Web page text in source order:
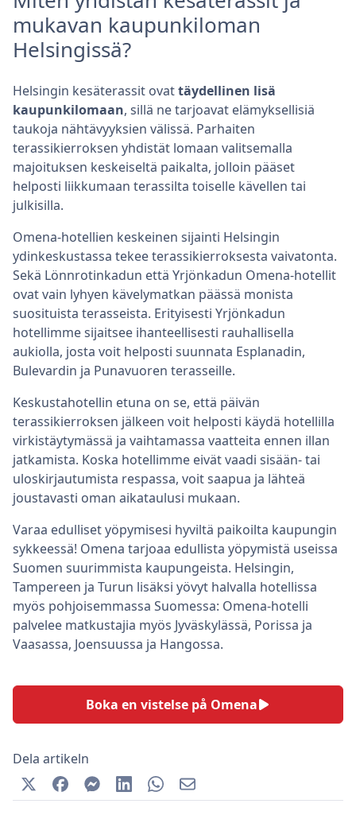
mukavan kaupunkiloman
Helsingissä?
Helsingin kesäterassit ovattäydellinen lisä
kaupunkilomaan, sillä ne tarjoavat elämyksellisiä
taukoja nähtävyyksien välissä. Parhaiten
terassikierroksen yhdistät lomaan valitsemalla
majoituksen keskeiseltä paikalta, jolloin pääset
helposti liikkumaan terassilta toiselle kävellen tai
julkisilla.
Omena-hotellien keskeinen sijainti Helsingin
ydinkeskustassa tekee terassikierroksesta vaivatonta.
Sekä Lönnrotinkadun että Yrjönkadun Omena-hotellit
ovat vain lyhyen kävelymatkan päässä monista
suosituista terasseista. Erityisesti Yrjönkadun
hotellimme sijaitsee ihanteellisesti rauhallisella
aukiolla, josta voit helposti suunnata Esplanadin,
Bulevardin ja Punavuoren terasseille.
Keskustahotellin etuna on se, että päivän
terassikierroksen jälkeen voit helposti käydä hotellilla
virkistäytymässä ja vaihtamassa vaatteita ennen illan
jatkamista. Koska hotellimme eivät vaadi sisään- tai
uloskirjautumista respassa, voit saapua ja lähteä
joustavasti oman aikataulusi mukaan.
Varaa edulliset yöpymisesi hyviltä paikoilta kaupungin
sykkeessä! Omena tarjoaa edullista yöpymistä useissa
Suomen suurimmista kaupungeista. Helsingin,
Tampereen ja Turun lisäksi yövyt halvalla hotellissa
myös pohjoisemmassa Suomessa: Omena-hotelli
palvelee matkustajia myös Jyväskylässä, Porissa ja
Vaasassa, Joensuussa ja Hangossa.
Boka en vistelse på Omena
Dela artikeln